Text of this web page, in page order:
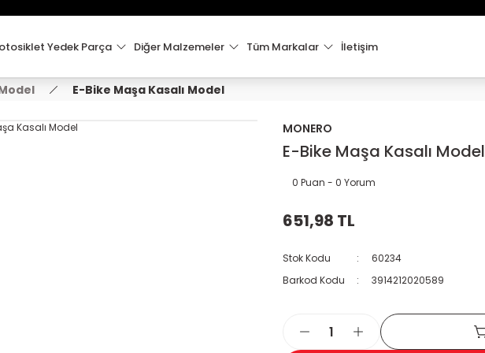
2000 TL VE ÜZERİ KARGO ÜCRETSİZ !
Yedek Parça Diğer Malzemeler Tüm Markalar İletişim
E-Bike Maşa Kasalı Model
MONERO
E-Bike Maşa Kasalı Model
0 Puan - 0 Yorum
651,98 TL
Stok Kodu 60234
Barkod Kodu
3914212020589